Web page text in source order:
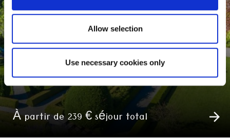
Allow selection
Use necessary cookies only
CITY BREAK AUTOMNE
À partir de 239 € séjour total